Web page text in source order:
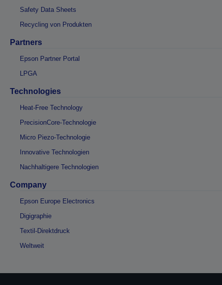
Safety Data Sheets
Recycling von Produkten
Partners
Epson Partner Portal
LPGA
Technologies
Heat-Free Technology
PrecisionCore-Technologie
Micro Piezo-Technologie
Innovative Technologien
Nachhaltigere Technologien
Company
Epson Europe Electronics
Digigraphie
Textil-Direktdruck
Weltweit